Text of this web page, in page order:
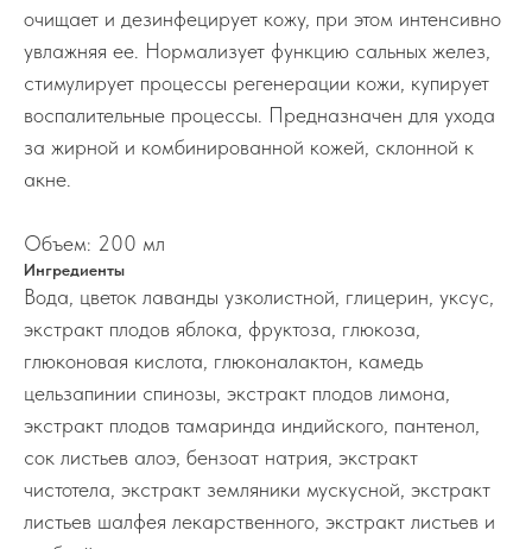
очищает и дезинфецирует кожу, при этом интенсивно
увлажняя ее. Нормализует функцию сальных желез,
стимулирует процессы регенерации кожи, купирует
воспалительные процессы. Предназначен для ухода
за жирной и комбинированной кожей, склонной к
акне.
Объем: 200 мл
Ингредиенты
Вода, цветок лаванды узколистной, глицерин, уксус,
экстракт плодов яблока, фруктоза, глюкоза,
глюконовая кислота, глюконалактон, камедь
цельзапинии спинозы, экстракт плодов лимона,
экстракт плодов тамаринда индийского, пантенол,
сок листьев алоэ, бензоат натрия, экстракт
чистотела, экстракт земляники мускусной, экстракт
листьев шалфея лекарственного, экстракт листьев и